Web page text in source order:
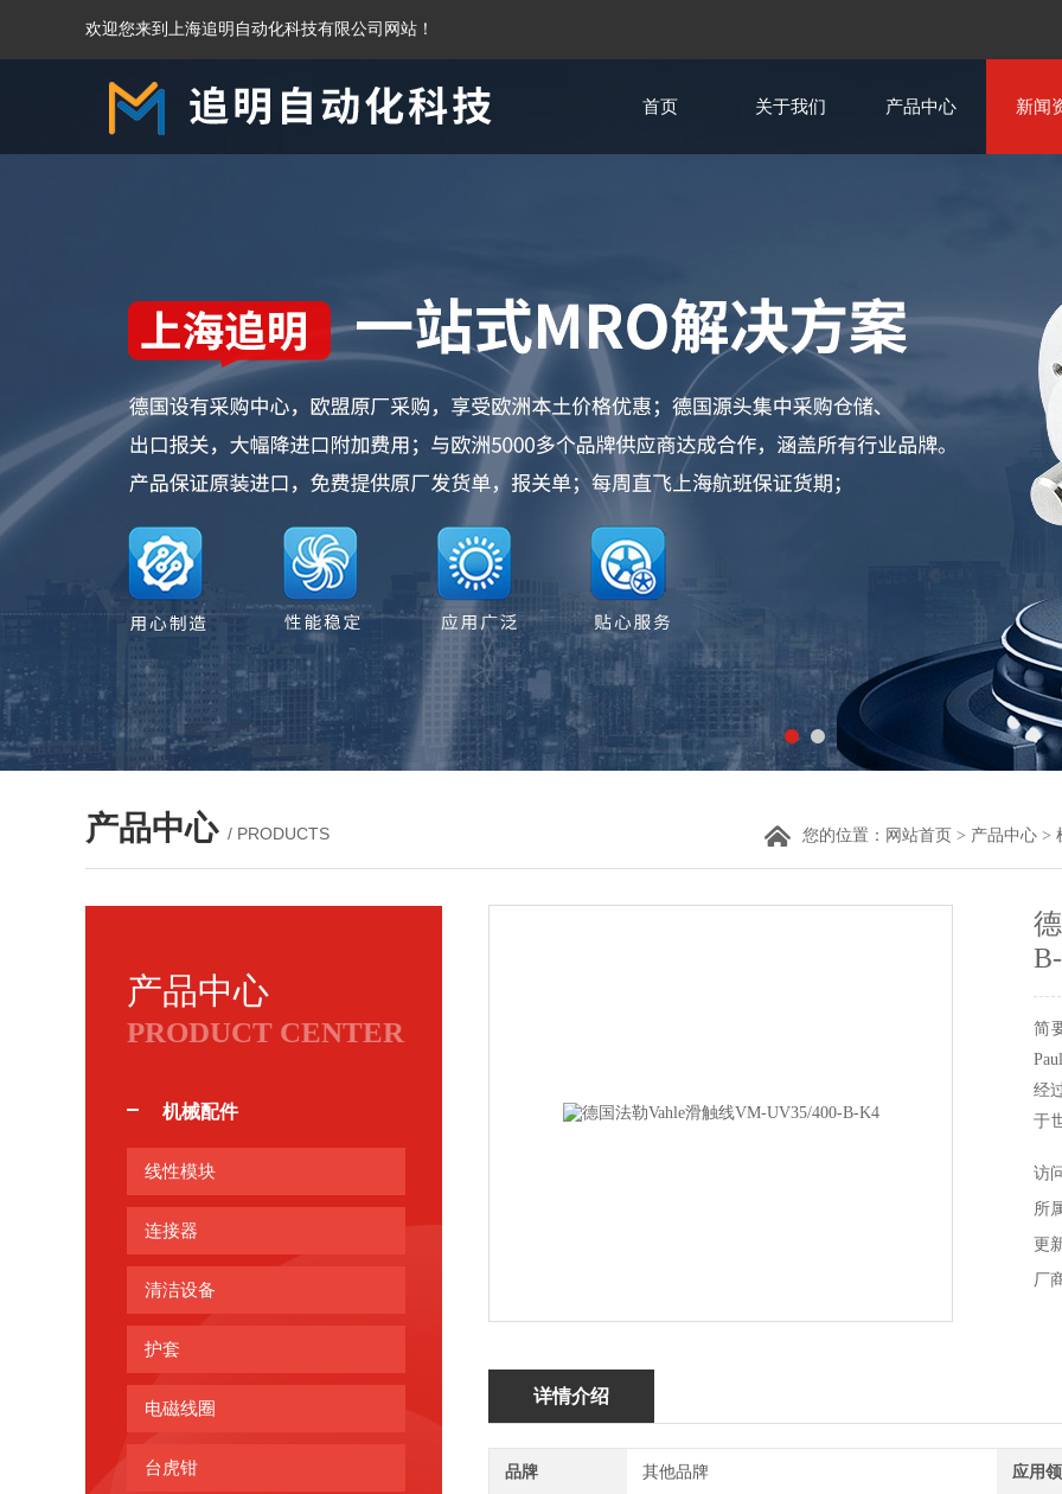
欢迎您来到上海追明自动化科技有限公司网站！
首页 关于我们 产品中心 新闻
产品中心 / PRODUCTS 您的位置： 网站首页 > 产品中心 >
产品中心
PRODUCT CENTER
机械配件
线性模块
连接器
清洁设备
护套
电磁线圈
台虎钳
简
经
于
滑
访
所
更
厂
详情介绍
品牌 其他品牌 应用